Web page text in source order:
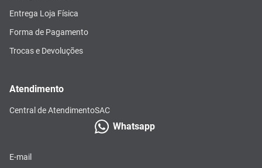
Entrega Loja Física
Forma de Pagamento
Trocas e Devoluções
Atendimento
Central de AtendimentoSAC
Whatsapp
E-mail